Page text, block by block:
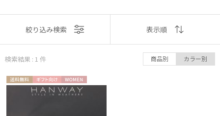
絞り込み
レディース
表示
おすすめ
新着
絞り込み検索 表示順
検索結果 : 1 件 商品別 カラー別
送料無 ギフト
向け
WOME
N